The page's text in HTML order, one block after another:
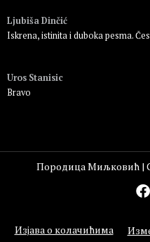
Ljubiša Dinčić
Iskrena, istinita i duboka pesma.
Uros Stanisic
Bravo
Породица Миљковић |
Изјава о колачићима